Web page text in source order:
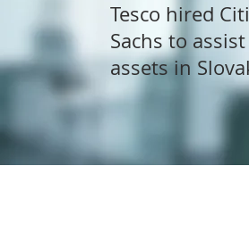
Tesco hired
Sachs to
assets in
Hungary